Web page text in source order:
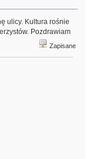
ulicy. Kultura rośnie
Pozdrawiam
Zapisane